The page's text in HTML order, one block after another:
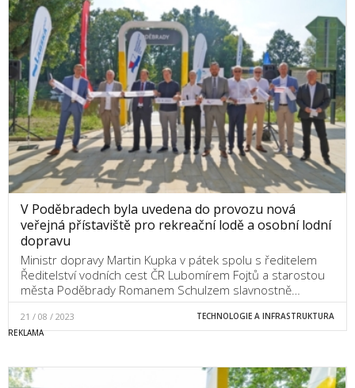
V Poděbradech byla uvedena do provozu nová
veřejná přístaviště pro rekreační lodě a osobní lodní
dopravu
Ministr dopravy Martin Kupka v pátek spolu s ředitelem
Ředitelství vodních cest ČR Lubomírem Fojtů a starostou
města Poděbrady Romanem Schulzem slavnostně…
21 / 08 / 2023 TECHNOLOGIE A INFRASTRUKTURA